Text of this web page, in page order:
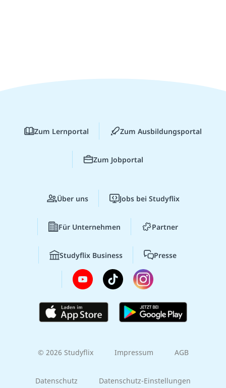
Zum Lernportal Zum Ausbildungsportal
Zum Jobportal
Über uns Jobs bei Studyflix
Für Unternehmen Partner
Studyflix Business Presse
© 2026 Studyflix Impressum AGB
Datenschutz Datenschutz-Einstellungen